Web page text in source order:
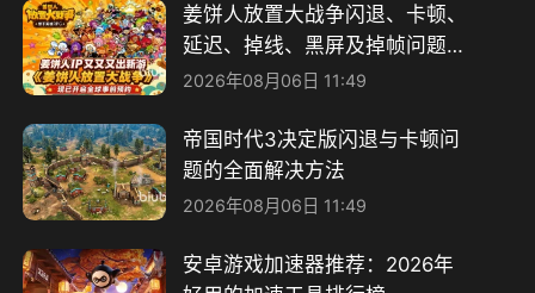
姜饼人放置大战争闪退、卡顿、
延迟、掉线、黑屏及掉帧问题全
面解决指南
2026年08月06日 11:49
帝国时代3决定版闪退与卡顿问
题的全面解决方法
2026年08月06日 11:49
安卓游戏加速器推荐：2026年